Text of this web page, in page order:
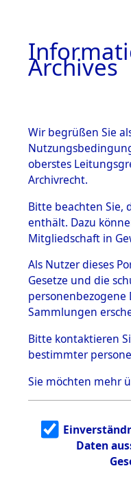
BESTÄNDE
1.
mente
5. Verschiedenes
5.3
Todesmärsche
5.3.1 Alliierte
Erhebungen
zu
Todesmärsch
en
5.3.2
g
5.3.3
Todesmärsch
Archives
Wir begrüßen Sie
oberstes
Archivrecht.
Bitte beachten Sie,
enthält. Dazu
Mitgliedschaft in
Als Nutzer dieses
Gesetze und die
Sammlungen
Bitte kontaktieren
bestimmter
Sie möchten mehr
Daten